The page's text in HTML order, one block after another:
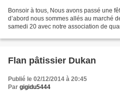
Bonsoir à tous, Nous avons passé une
d’abord nous sommes allés au marché
samedi 20 avec notre association de
Flan pâtissier Dukan
Publié le 02/12/2014 à 20:45
Par gigidu5444